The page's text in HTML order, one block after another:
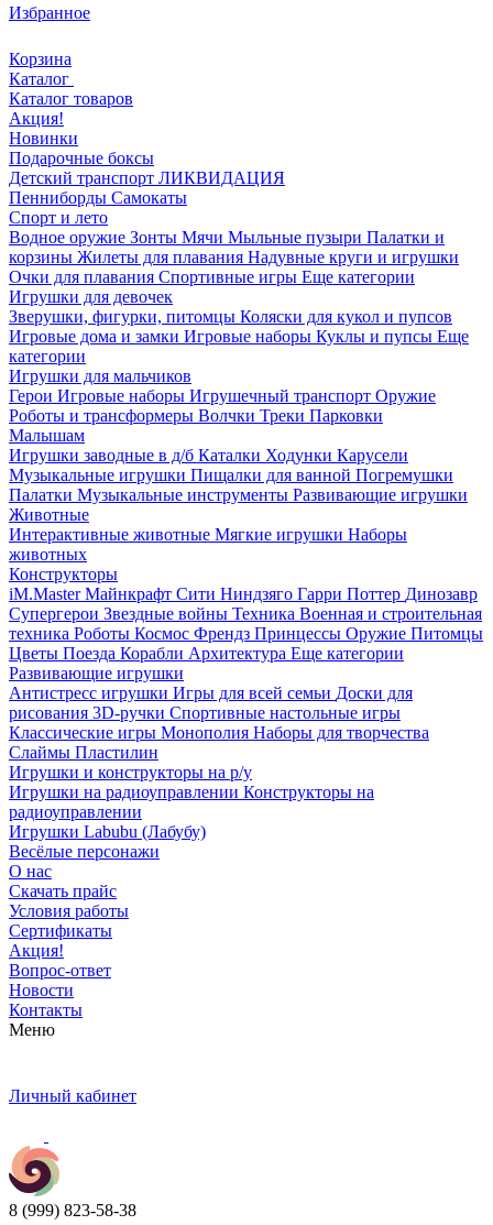
Избранное
Корзина
Каталог
Каталог товаров
Акция!
Новинки
Подарочные боксы
Детский транспорт ЛИКВИДАЦИЯ
Пенниборды Самокаты
Спорт и лето
Водное оружие Зонты Мячи Мыльные пузыри Палатки и
корзины Жилеты для плавания Надувные круги и игрушки
Очки для плавания Спортивные игры Еще категории
Игрушки для девочек
Зверушки, фигурки, питомцы Коляски для кукол и пупсов
Игровые дома и замки Игровые наборы Куклы и пупсы Еще
категории
Игрушки для мальчиков
Герои Игровые наборы Игрушечный транспорт Оружие
Роботы и трансформеры Волчки Треки Парковки
Малышам
Игрушки заводные в д/б Каталки Ходунки Карусели
Музыкальные игрушки Пищалки для ванной Погремушки
Палатки Музыкальные инструменты Развивающие игрушки
Животные
Интерактивные животные Мягкие игрушки Наборы
животных
Конструкторы
iM.Master Майнкрафт Сити Ниндзяго Гарри Поттер Динозавр
Супергерои Звездные войны Техника Военная и строительная
техника Роботы Космос Френдз Принцессы Оружие Питомцы
Цветы Поезда Корабли Архитектура Еще категории
Развивающие игрушки
Антистресс игрушки Игры для всей семьи Доски для
рисования 3D-ручки Спортивные настольные игры
Классические игры Монополия Наборы для творчества
Слаймы Пластилин
Игрушки и конструкторы на р/у
Игрушки на радиоуправлении Конструкторы на
радиоуправлении
Игрушки Labubu (Лабубу)
Весёлые персонажи
О нас
Скачать прайс
Условия работы
Сертификаты
Акция!
Вопрос-ответ
Новости
Контакты
Меню
Личный кабинет
8 (999) 823-58-38